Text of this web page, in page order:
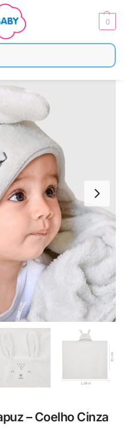
0
– Coelho Cinza